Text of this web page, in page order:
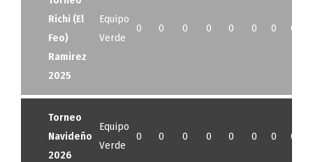
Richi (El
Feo)
Ramirez
2025
Equipo
Verde
0 0 0 0 0 0 0 0
Torneo
Navideño
2026
Equipo
Verde
0 0 0 0 0 0 0 0